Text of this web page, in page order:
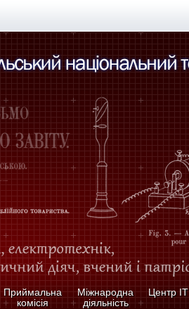
Приймальна
комісія
Міжнародна
діяльність
Центр ІТ